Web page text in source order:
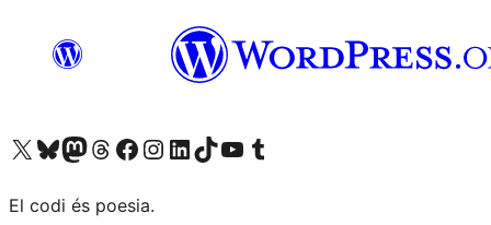
Visiteu el nostre compte X (abans Twitter)
Visiteu el nostre compte de Bluesky
Visiteu el nostre compte al Mastodon
Visiteu el nostre compte de Threads
Visiteu la nostra pàgina al Facebook
Visiteu el nostre compte d'Instagram
Visiteu el nostre compte de LinkedIn
Visiteu el nostre compte de TikTok
Visiteu el nostre canal al YouTube
Visiteu el nostre compte de Tumblr
El codi és poesia.